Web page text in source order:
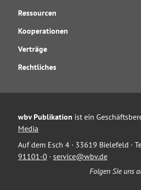
Ressourcen
Kooperationen
Verträge
Rechtliches
wbv Publikation ist ein
Media
Auf dem Esch 4 · 33619 Bielefeld ·
91101-0 · service@wbv.de
Folgen Sie uns